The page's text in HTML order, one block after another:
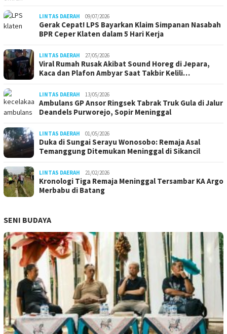
LINTAS DAERAH 09/07/2026
Gerak Cepat! LPS Bayarkan Klaim Simpanan Nasabah
BPR Ceper Klaten dalam 5 Hari Kerja
LINTAS DAERAH 27/05/2026
Viral Rumah Rusak Akibat Sound Horeg di Jepara,
Kaca dan Plafon Ambyar Saat Takbir Kelili…
LINTAS DAERAH 13/05/2026
Ambulans GP Ansor Ringsek Tabrak Truk Gula di Jalur
Deandels Purworejo, Sopir Meninggal
LINTAS DAERAH 01/05/2026
Duka di Sungai Serayu Wonosobo: Remaja Asal
Temanggung Ditemukan Meninggal di Sikancil
LINTAS DAERAH 21/02/2026
Kronologi Tiga Remaja Meninggal Tersambar KA Argo
Merbabu di Batang
SENI BUDAYA